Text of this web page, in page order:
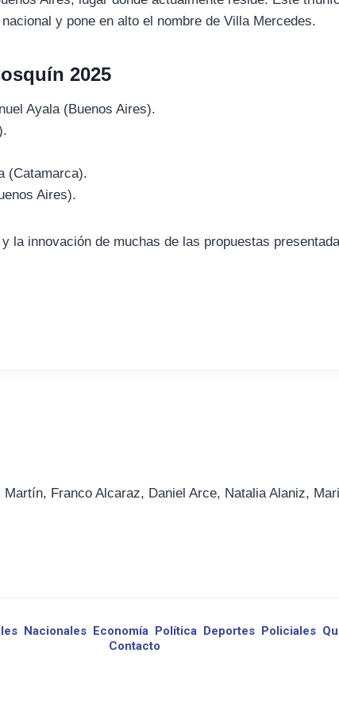
y pone en alto el nombre de Villa Mercedes.
2025
Ayala (Buenos Aires).
(Catamarca).
Aires).
la innovación de muchas de las propuestas
Franco Alcaraz, Daniel Arce, Natalia Alaniz,
Nacionales Economía Política Deportes Policiales
Contacto